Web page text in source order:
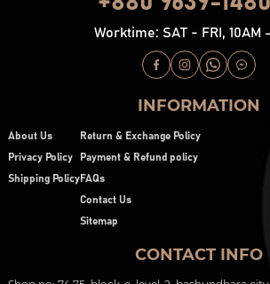
Worktime: SAT - FRI, 10AM -
INFORMATION
About Us
Privacy Policy
Shipping Policy
Return & Exchange Policy
Payment & Refund policy
FAQs
Contact Us
Sitemap
CONTACT INFO